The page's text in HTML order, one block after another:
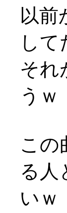
以前
して
それ
うｗ
この
る人
いｗ